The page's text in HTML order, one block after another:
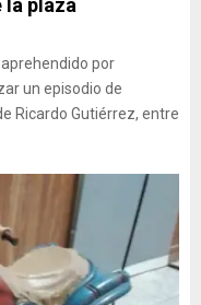
la plaza
por
un episodio de
Ricardo Gutiérrez, entre